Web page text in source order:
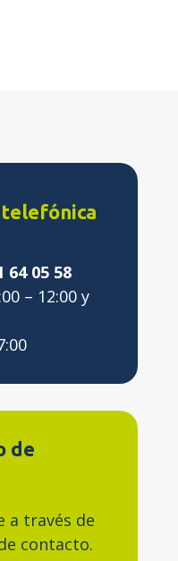
64 05 58
– 12:00 y
de
a través de
contacto.